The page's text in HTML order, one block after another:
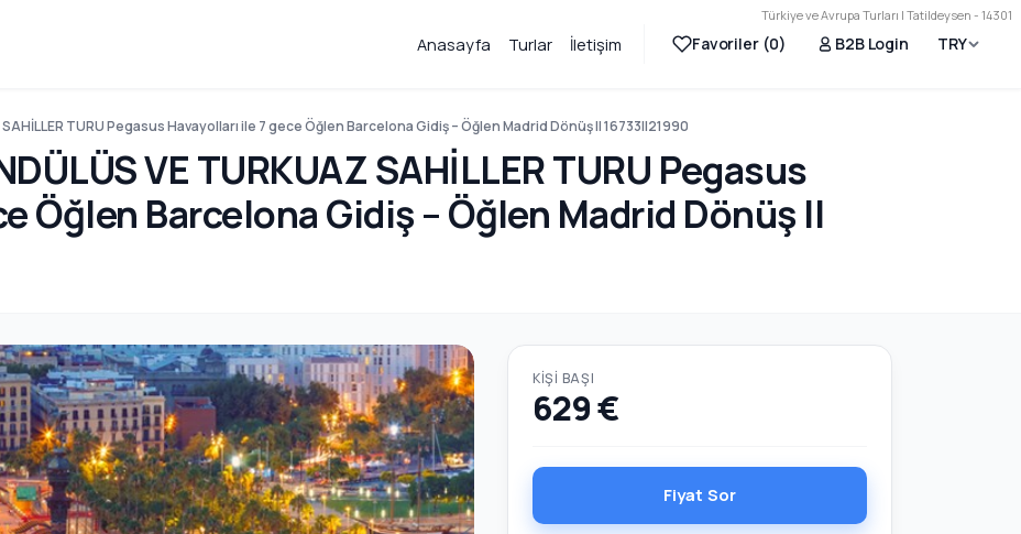
Türkiye ve Avrupa Turları | Tatildeysen - 14301
Anasayfa Turlar İletişim Favoriler (0) B2B Login TRY
SAHİLLER TURU Pegasus Havayolları ile 7 gece Öğlen Barcelona Gidiş – Öğlen Madrid Dönüş || 16733||21990
VE TURKUAZ SAHİLLER TURU Pegasus
Öğlen Barcelona Gidiş – Öğlen Madrid Dönüş ||
KIŞI BAŞI
629 €
Fiyat Sor